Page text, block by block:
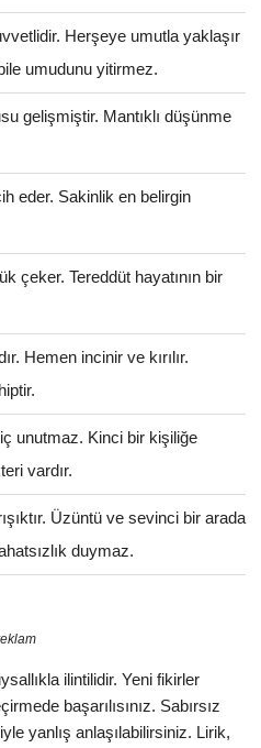
Herşeye umutla yaklaşır
umudunu yitirmez.
gelişmiştir. Mantıklı düşünme
eder. Sakinlik en belirgin
çeker. Tereddüt hayatının bir
Hemen incinir ve kırılır.
unutmaz. Kinci bir kişiliğe
vardır.
Üzüntü ve sevinci bir arada
duymaz.
ilintilidir. Yeni fikirler
başarılısınız. Sabırsız
yanlış anlaşılabilirsiniz. Lirik,